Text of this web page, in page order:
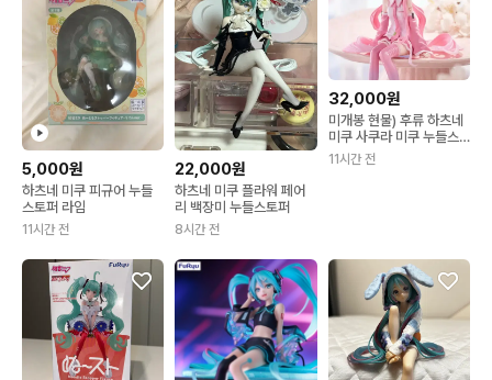
5,000원
하츠네 미쿠 피규어 누들
스토퍼 라임
11시간 전
22,000원
하츠네 미쿠 플라워 페어
리 백장미 누들스토퍼
8시간 전
32,000원
미개봉 현물) 후류 하츠네
미쿠 사쿠라 미쿠 누들스
토퍼 피규어
11시간 전